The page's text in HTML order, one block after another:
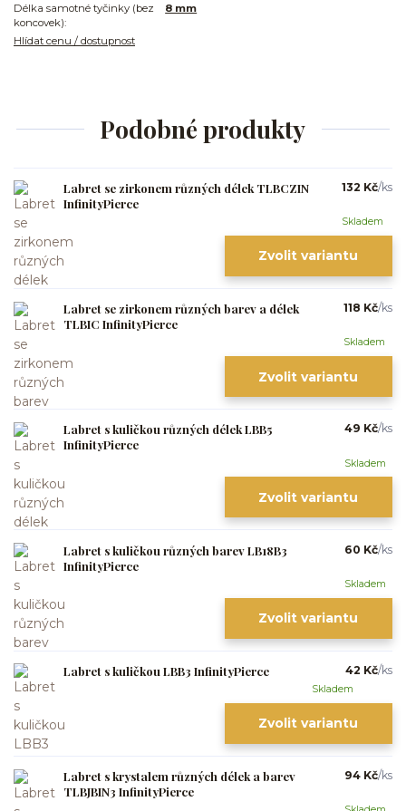
Délka samotné tyčinky (bez
koncovek):
8 mm
Hlídat cenu / dostupnost
Podobné produkty
Labret se zirkonem různých délek TLBCZIN
InfinityPierce
132 Kč/ks
Skladem
Zvolit variantu
Labret se zirkonem různých barev a délek
TLBIC InfinityPierce
118 Kč/ks
Skladem
Zvolit variantu
Labret s kuličkou různých délek LBB5
InfinityPierce
49 Kč/ks
Skladem
Zvolit variantu
Labret s kuličkou různých barev LB18B3
InfinityPierce
60 Kč/ks
Skladem
Zvolit variantu
Labret s kuličkou LBB3 InfinityPierce 42 Kč/ks
Skladem
Zvolit variantu
Labret s krystalem různých délek a barev
TLBJBIN3 InfinityPierce
94 Kč/ks